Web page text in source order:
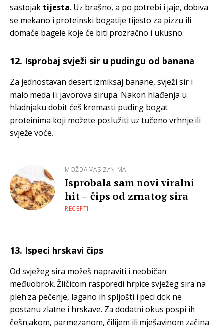
sastojak tijesta. Uz brašno, a po potrebi i jaje, dobiva
se mekano i proteinski bogatije tijesto za pizzu ili
domaće bagele koje će biti prozračno i ukusno.
12. Isprobaj svježi sir u pudingu od banana
Za jednostavan desert izmiksaj banane, svježi sir i
malo meda ili javorova sirupa. Nakon hlađenja u
hladnjaku dobit ćeš kremasti puding bogat
proteinima koji možete poslužiti uz tučeno vrhnje ili
svježe voće.
MOŽDA VAS ZANIMA...
Isprobala sam novi viralni
hit – čips od zrnatog sira
RECEPTI
13. Ispeci hrskavi čips
Od svježeg sira možeš napraviti i neobičan
međuobrok. Žličicom rasporedi hrpice svježeg sira na
pleh za pečenje, lagano ih spljošti i peci dok ne
postanu zlatne i hrskave. Za dodatni okus pospi ih
češnjakom, parmezanom, čilijem ili mješavinom začina